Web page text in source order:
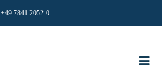
+49 7841 2052-0